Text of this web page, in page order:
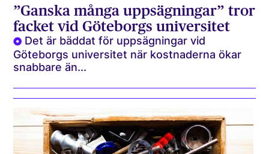
”Ganska många uppsägningar” tror
facket vid Göteborgs universitet
Det är bäddat för uppsägningar vid
Göteborgs universitet när kostnaderna ökar
snabbare än...